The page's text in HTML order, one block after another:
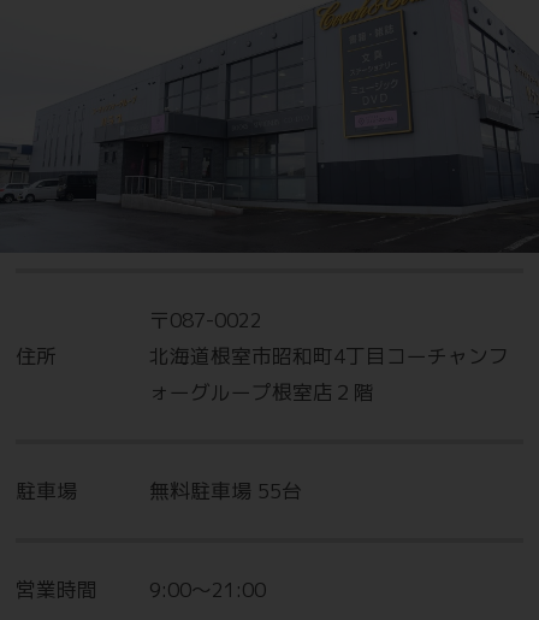
住所
〒087-0022
北海道根室市昭和町4丁目コーチャンフ
ォーグループ根室店２階
駐車場 無料駐車場 55台
営業時間 9:00～21:00